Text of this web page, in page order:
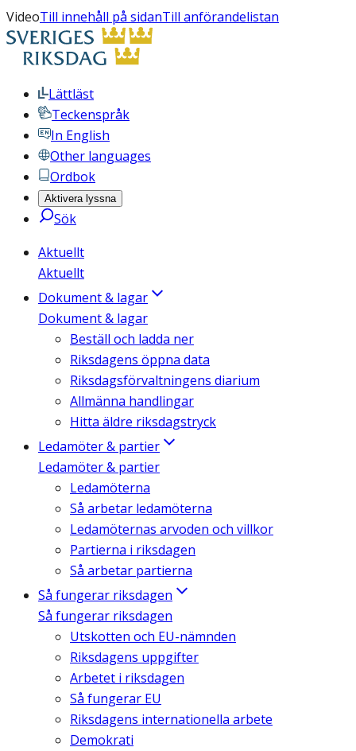
VideoTill innehåll på sidanTill anförandelistan
Lättläst
Teckenspråk
In English
Other languages
Ordbok
Aktivera lyssna
Sök
Aktuellt
Aktuellt
Dokument & lagar
Dokument & lagar
Beställ och ladda ner
Riksdagens öppna data
Riksdagsförvaltningens diarium
Allmänna handlingar
Hitta äldre riksdagstryck
Ledamöter & partier
Ledamöter & partier
Ledamöterna
Så arbetar ledamöterna
Ledamöternas arvoden och villkor
Partierna i riksdagen
Så arbetar partierna
Så fungerar riksdagen
Så fungerar riksdagen
Utskotten och EU-nämnden
Riksdagens uppgifter
Arbetet i riksdagen
Så fungerar EU
Riksdagens internationella arbete
Demokrati